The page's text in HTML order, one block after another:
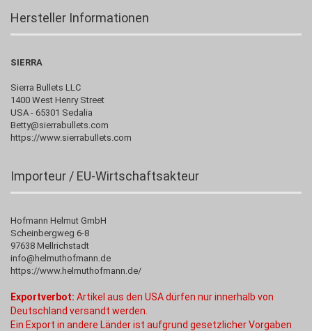
Hersteller Informationen
SIERRA
Sierra Bullets LLC
1400 West Henry Street
USA - 65301 Sedalia
Betty@sierrabullets.com
https://www.sierrabullets.com
Importeur / EU-Wirtschaftsakteur
Hofmann Helmut GmbH
Scheinbergweg 6-8
97638 Mellrichstadt
info@helmuthofmann.de
https://www.helmuthofmann.de/
Exportverbot: Artikel aus den USA dürfen nur innerhalb von
Deutschland versandt werden.
Ein Export in andere Länder ist aufgrund gesetzlicher Vorgaben